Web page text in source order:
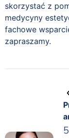
skorzystać z
medycyny
fachowe
zapraszamy.
5